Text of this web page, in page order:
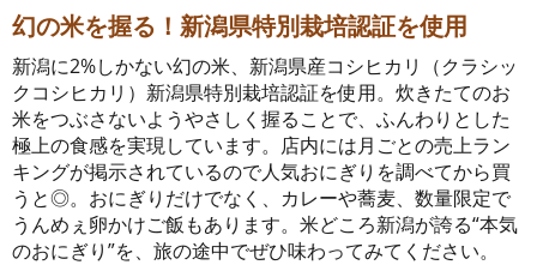
幻の米を握る！新潟県特別栽培認証を使用
新潟に2%しかない幻の米、新潟県産コシヒカリ（クラシッ
クコシヒカリ）新潟県特別栽培認証を使用。炊きたてのお
米をつぶさないようやさしく握ることで、ふんわりとした
極上の食感を実現しています。店内には月ごとの売上ラン
キングが掲示されているので人気おにぎりを調べてから買
うと◎。おにぎりだけでなく、カレーや蕎麦、数量限定で
うんめぇ卵かけご飯もあります。米どころ新潟が誇る“本気
のおにぎり”を、旅の途中でぜひ味わってみてください。